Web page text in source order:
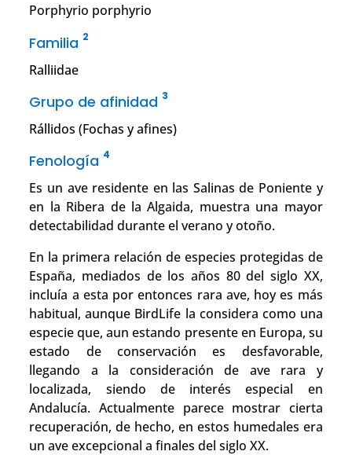
Porphyrio porphyrio
Familia 2
Ralliidae
Grupo de afinidad 3
Rállidos (Fochas y afines)
Fenología 4
Es un ave residente en las Salinas de Poniente y
en la Ribera de la Algaida, muestra una mayor
detectabilidad durante el verano y otoño.
En la primera relación de especies protegidas de
España, mediados de los años 80 del siglo XX,
incluía a esta por entonces rara ave, hoy es más
habitual, aunque BirdLife la considera como una
especie que, aun estando presente en Europa, su
estado de conservación es desfavorable,
llegando a la consideración de ave rara y
localizada, siendo de interés especial en
Andalucía. Actualmente parece mostrar cierta
recuperación, de hecho, en estos humedales era
un ave excepcional a finales del siglo XX.